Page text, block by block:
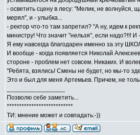
- осветить сцену в лесу: "Мелик, не волнуйся,
мерял", и - улыбка...
- ректор что-то там запретил? "А ну, идем к
министру! Что значит "нельзя", если надо?!!! И
Я ему навсегда благодарен именно за эту
И вообще - когда появляется Николай
стороне - проблем нет совсем. Никаких. И
"Ребята, взялись! Смены не будет, но мы-то
Это и был для меня Артемьев. Причем, не
Позволю себе заметить...
***************************
ТИ: мнение может и совпадать:-))